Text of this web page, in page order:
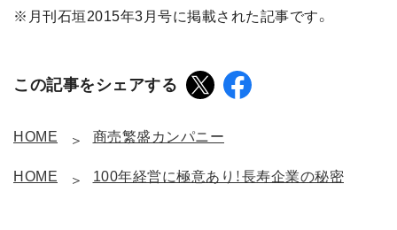
※月刊石垣2015年3月号に掲載された記事です。
この記事をシェアする
HOME 商売繁盛カンパニー
HOME 100年経営に極意あり！長寿企業の秘密